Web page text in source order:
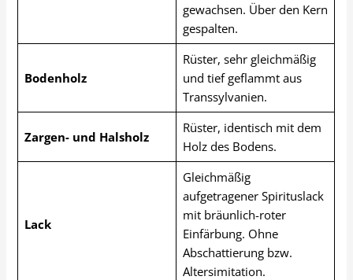
gewachsen. Über den Kern
gespalten.
Bodenholz
Rüster, sehr gleichmäßig
und tief geflammt aus
Transsylvanien.
Zargen- und Halsholz
Rüster, identisch mit dem
Holz des Bodens.
Lack
Gleichmäßig
aufgetragener Spirituslack
mit bräunlich-roter
Einfärbung. Ohne
Abschattierung bzw.
Altersimitation.